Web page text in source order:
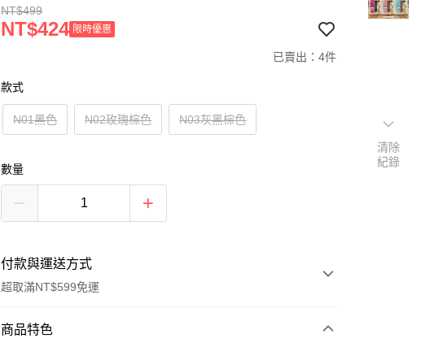
NT$499
NT$424 限時優惠
已賣出：4件
款式
N01黑色 N02玫瑰棕色 N03灰黑棕色
數量
付款與運送方式
超取滿NT$599免運
付款方式
商品特色
清除
紀錄